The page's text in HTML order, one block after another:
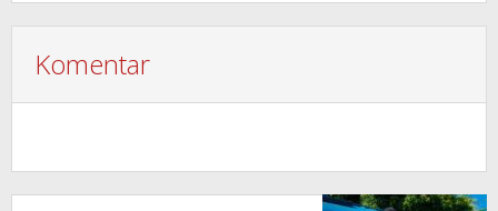
Komentar